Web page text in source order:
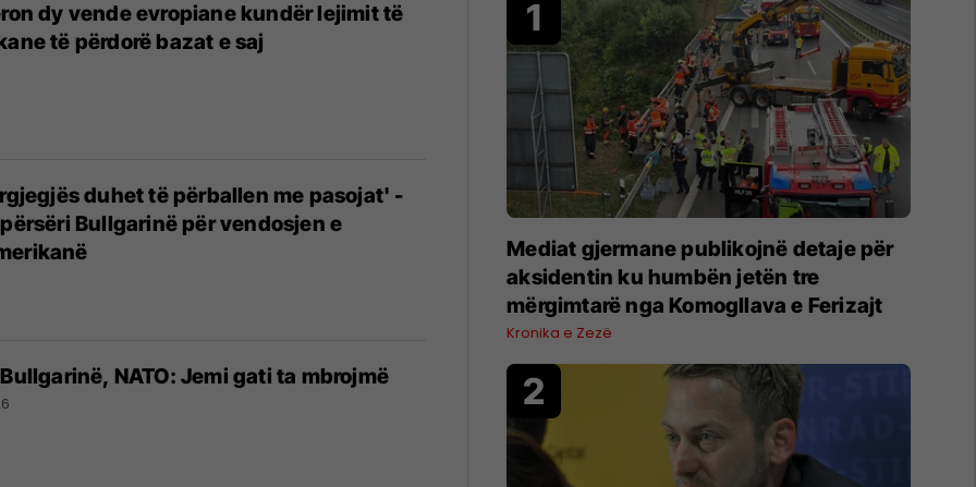
dy vende evropiane kundër lejimit të
të përdorë bazat e saj
duhet të përballen me pasojat' -
Bullgarinë për vendosjen e
NATO: Jemi gati ta mbrojmë
Mediat gjermane publikojnë detaje për
aksidentin ku humbën jetën tre
mërgimtarë nga Komogllava e Ferizajt
Kronika e Zezë